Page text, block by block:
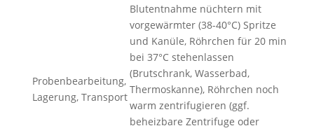
Probenbearbeitung,
Lagerung, Transport
Blutentnahme nüchtern mit
vorgewärmter (38-40°C) Spritze
und Kanüle, Röhrchen für 20 min
bei 37°C stehenlassen
(Brutschrank, Wasserbad,
Thermoskanne), Röhrchen noch
warm zentrifugieren (ggf.
beheizbare Zentrifuge oder